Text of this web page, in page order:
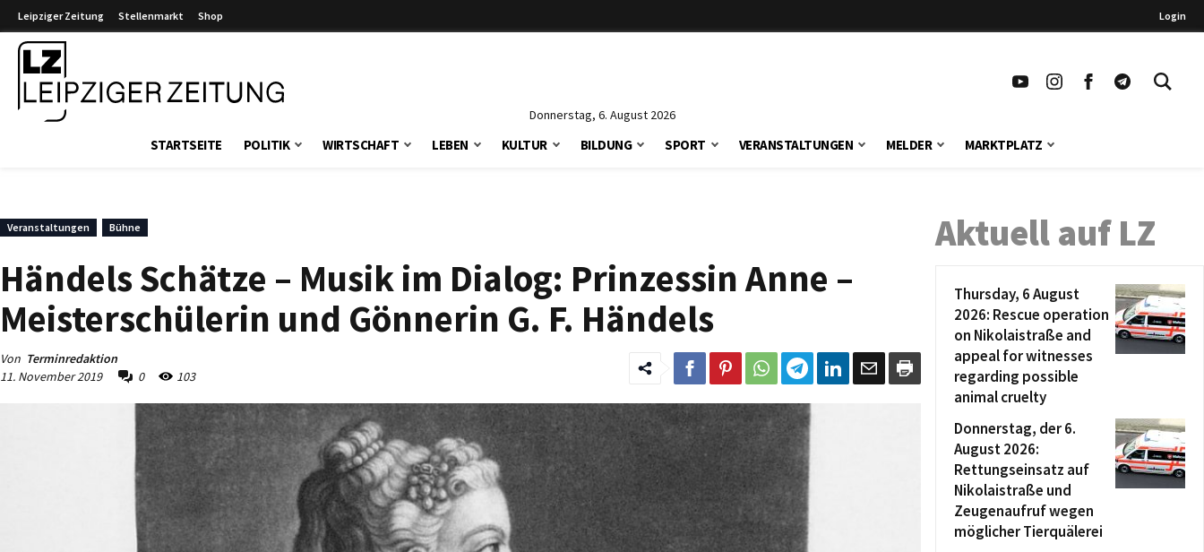
Leipziger Zeitung Stellenmarkt Shop Login
Donnerstag, 6. August 2026
STARTSEITE POLITIK WIRTSCHAFT LEBEN KULTUR BILDUNG SPORT VERANSTALTUNGEN MELDER MARKTPLATZ
Veranstaltungen Bühne
Händels Schätze – Musik im Dialog: Prinzessin Anne –
Meisterschülerin und Gönnerin G. F. Händels
Von Terminredaktion
11. November 2019
0 103
Aktuell auf LZ
Thursday, 6 August
2026: Rescue operation
on Nikolaistraße and
appeal for witnesses
regarding possible
animal cruelty
Donnerstag, der 6.
August 2026:
Rettungseinsatz auf
Nikolaistraße und
Zeugenaufruf wegen
möglicher Tierquälerei